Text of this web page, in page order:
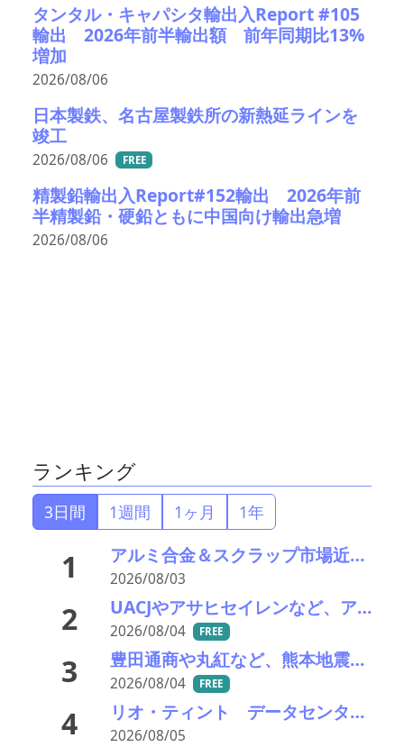
タンタル・キャパシタ輸出入Report #105
輸出 2026年前半輸出額 前年同期比13%
増加
2026/08/06
日本製鉄、名古屋製鉄所の新熱延ラインを
竣工
2026/08/06 FREE
精製鉛輸出入Report#152輸出 2026年前
半精製鉛・硬鉛ともに中国向け輸出急増
2026/08/06
ランキング
3日間 1週間 1ヶ月 1年
1 アルミ合金＆スクラップ市場近況2026＃15 一段と深まる下落市況――「熊本地震による市況への影響は軽微」
2026/08/03
2 UACJやアサヒセイレンなど、アルミニウムのアップグレードリサイクル実用化開発を開始
2026/08/04 FREE
3 豊田通商や丸紅など、熊本地震被害に支援・義援金
2026/08/04 FREE
4 リオ・ティント データセンターブームにおける自社の優位性を強調 銅やアルミニウム事業の伸び背景に
2026/08/05